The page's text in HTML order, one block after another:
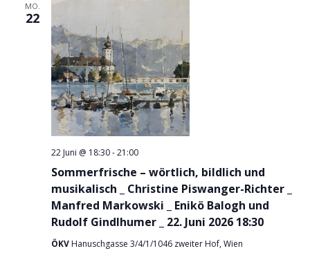
MO.
22
Sommerfrische – wörtlich, bildlich und
musikalisch _ Christine Piswanger-Richter _
Manfred Markowski _ Enikö Balogh und
Rudolf Gindlhumer _ 22. Juni 2026 18:30
22 Juni @ 18:30-21:00
ÖKV Hanuschgasse 3/4/1/1046 zweiter Hof, Wien